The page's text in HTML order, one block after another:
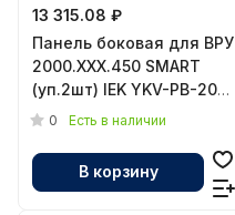
13 315.08 ₽
Панель боковая для ВРУ
2000.ХХХ.450 SMART
(уп.2шт) IEK YKV-PB-20-
450 Есть в наличии
В корзину